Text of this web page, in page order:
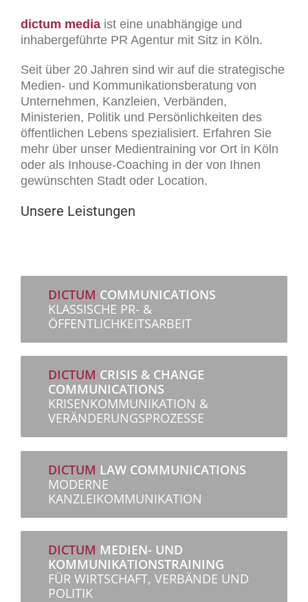
dictum media ist eine unabhängige und
inhabergeführte PR Agentur mit Sitz in Köln.
Seit über 20 Jahren sind wir auf die strategische
Medien- und Kommunikationsberatung von
Unternehmen, Kanzleien, Verbänden,
Ministerien, Politik und Persönlichkeiten des
öffentlichen Lebens spezialisiert. Erfahren Sie
mehr über unser Medientraining vor Ort in Köln
oder als Inhouse-Coaching in der von Ihnen
gewünschten Stadt oder Location.
Unsere Leistungen
DICTUM COMMUNICATIONS
KLASSISCHE PR- &
ÖFFENTLICHKEITSARBEIT
DICTUM CRISIS & CHANGE
COMMUNICATIONS
KRISENKOMMUNIKATION &
VERÄNDERUNGSPROZESSE
DICTUM LAW COMMUNICATIONS
MODERNE
KANZLEIKOMMUNIKATION
DICTUM MEDIEN- UND
KOMMUNIKATIONSTRAINING
FÜR WIRTSCHAFT, VERBÄNDE UND
POLITIK